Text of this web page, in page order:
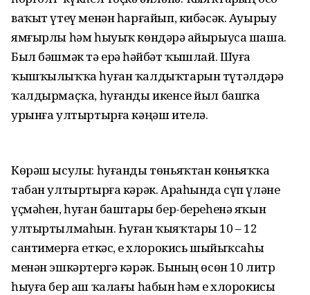
ваҡыт үтеү менән һарғайып, кибәсәк. Ауырыу
ямғырлы һәм һыуыҡ көндәрҙә айырыуса шаша.
Был бәшмәк тә ерҙә һәйбәт ҡышлай. Шуға
ҡышҡылыҡҡа һуған ҡалдыҡтарын түтәлдәрҙә
ҡалдырмаҫҡа, һуғанды икенсе йыл башҡа
урынға ултыртырға кәңәш ителә.
Көрәш ысулы: һуғанды төньяҡтан көньяҡҡа
табан ултыртырға кәрәк. Араһында сүп үләне
үҫмәһен, һуған баштары бер-береһенә яҡын
ултыртылмаһын. Һуған ҡыяҡтары 10 – 12
сантимерға еткәс, еҙ хлорокись шыйыҡсаһы
менән эшкәртергә кәрәк. Бының өсөн 10 литр
һыуға бер аш ҡалағы һабын һәм еҙ хлорокисы